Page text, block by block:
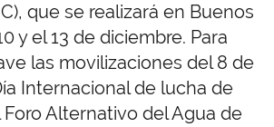
que se realizará en Buenos
y el 13 de diciembre. Para
las movilizaciones del 8 de
Internacional de lucha de
Foro Alternativo del Agua de